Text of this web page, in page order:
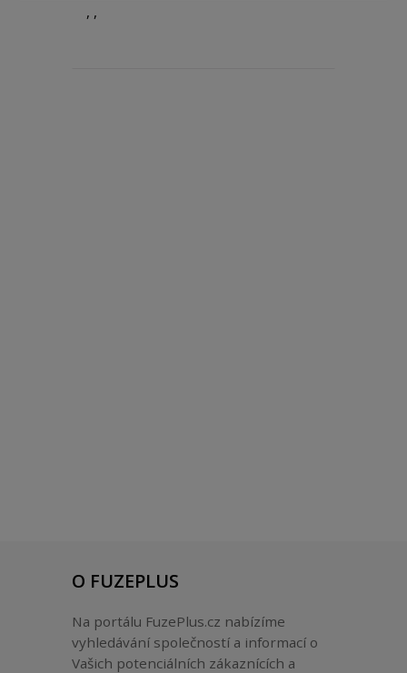
, ,
O FUZEPLUS
Na portálu FuzePlus.cz nabízíme
vyhledávání společností a informací o
Vašich potenciálních zákaznících a